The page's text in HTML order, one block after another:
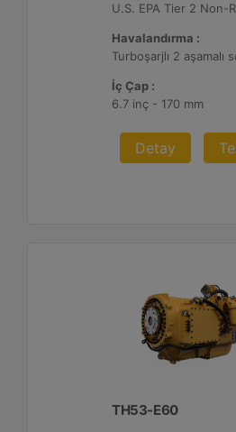
Havalandırma :
İç Çap :
6.7 inç - 170 mm
Detay
TH53-E60